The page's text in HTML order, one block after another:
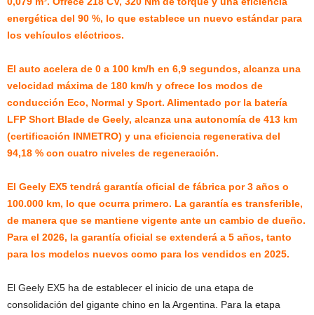
energética del 90 %, lo que establece un nuevo estándar para
los vehículos eléctricos.
El auto acelera de 0 a 100 km/h en 6,9 segundos, alcanza una
velocidad máxima de 180 km/h y ofrece los modos de
conducción Eco, Normal y Sport. Alimentado por la batería
LFP Short Blade de Geely, alcanza una autonomía de 413 km
(certificación INMETRO) y una eficiencia regenerativa del
94,18 % con cuatro niveles de regeneración.
El Geely EX5 tendrá garantía oficial de fábrica por 3 años o
100.000 km, lo que ocurra primero. La garantía es transferible,
de manera que se mantiene vigente ante un cambio de dueño.
Para el 2026, la garantía oficial se extenderá a 5 años, tanto
para los modelos nuevos como para los vendidos en 2025.
El Geely EX5 ha de establecer el inicio de una etapa de
consolidación del gigante chino en la Argentina. Para la etapa